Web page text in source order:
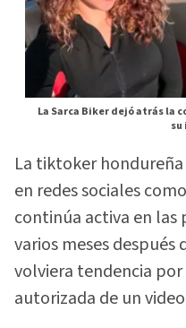
La Sarca Biker dejó atrás la
La tiktoker hondureña
en redes sociales como
continúa activa en
varios meses después
volviera tendencia
autorizada de un